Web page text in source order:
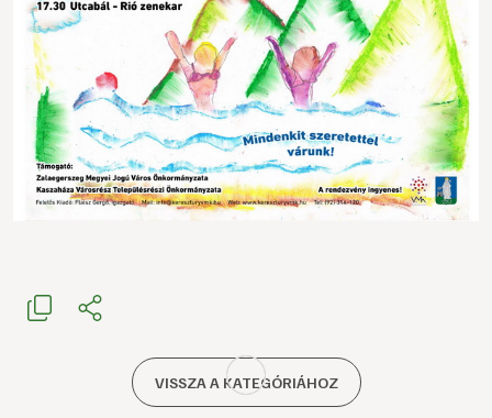
VISSZA A KATEGÓRIÁHOZ